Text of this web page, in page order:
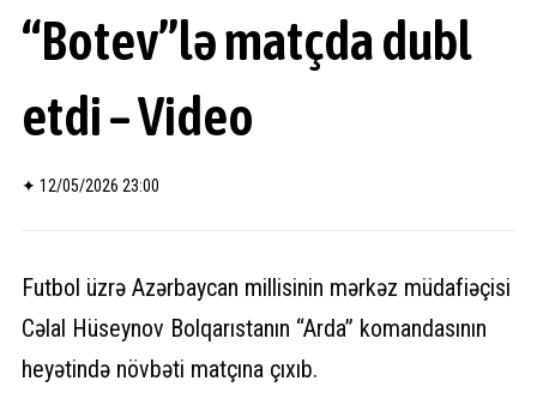
“Botev”lə matçda dubl
etdi – Video
✦ 12/05/2026 23:00
Futbol üzrə Azərbaycan millisinin mərkəz müdafiəçisi
Cəlal Hüseynov Bolqarıstanın “Arda” komandasının
heyətində növbəti matçına çıxıb.